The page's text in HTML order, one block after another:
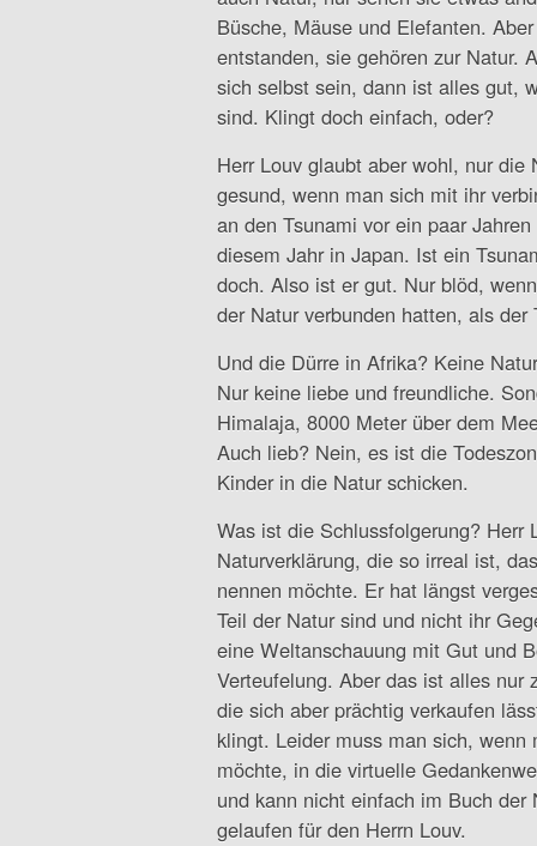
Büsche, Mäuse und Elefanten.
entstanden, sie gehören zur Natur.
sich selbst sein, dann ist alles gut,
sind. Klingt doch einfach, oder?
Herr Louv glaubt aber wohl, nur die
gesund, wenn man sich mit ihr
an den Tsunami vor ein paar
diesem Jahr in Japan. Ist ein
doch. Also ist er gut. Nur blöd,
der Natur verbunden hatten, als der
Und die Dürre in Afrika? Keine
Nur keine liebe und freundliche.
Himalaja, 8000 Meter über dem
Auch lieb? Nein, es ist die
Kinder in die Natur schicken.
Was ist die Schlussfolgerung? Herr
Naturverklärung, die so irreal ist,
nennen möchte. Er hat längst
Teil der Natur sind und nicht ihr
eine Weltanschauung mit Gut und
Verteufelung. Aber das ist alles nur
die sich aber prächtig verkaufen
klingt. Leider muss man sich, wenn
möchte, in die virtuelle
und kann nicht einfach im Buch der
gelaufen für den Herrn Louv.